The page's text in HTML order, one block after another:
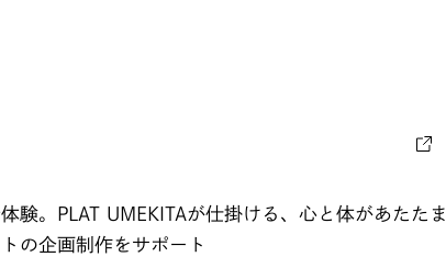
験。PLAT UMEKITAが仕掛ける、心と体があたたま
の企画制作をサポート